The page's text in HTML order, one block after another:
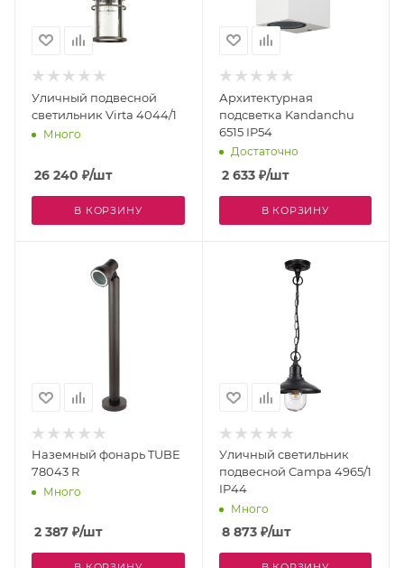
Уличный подвесной
светильник Virta 4044/1
Много
26 240 ₽/шт
В КОРЗИНУ
Архитектурная
подсветка Kandanchu
6515 IP54
Достаточно
2 633₽/шт
В КОРЗИНУ
Наземный фонарь TUBE
78043 R
Много
2 387 ₽/шт
Уличный светильник
подвесной Campa 4965/1
IP44
Много
8 873₽/шт